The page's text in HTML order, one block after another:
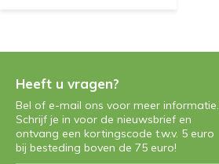
Heeft u vragen?
Bel of e-mail ons voor meer informatie.
Schrijf je in voor de nieuwsbrief en
ontvang een kortingscode t.w.v. 5 euro
bij besteding boven de 75 euro!